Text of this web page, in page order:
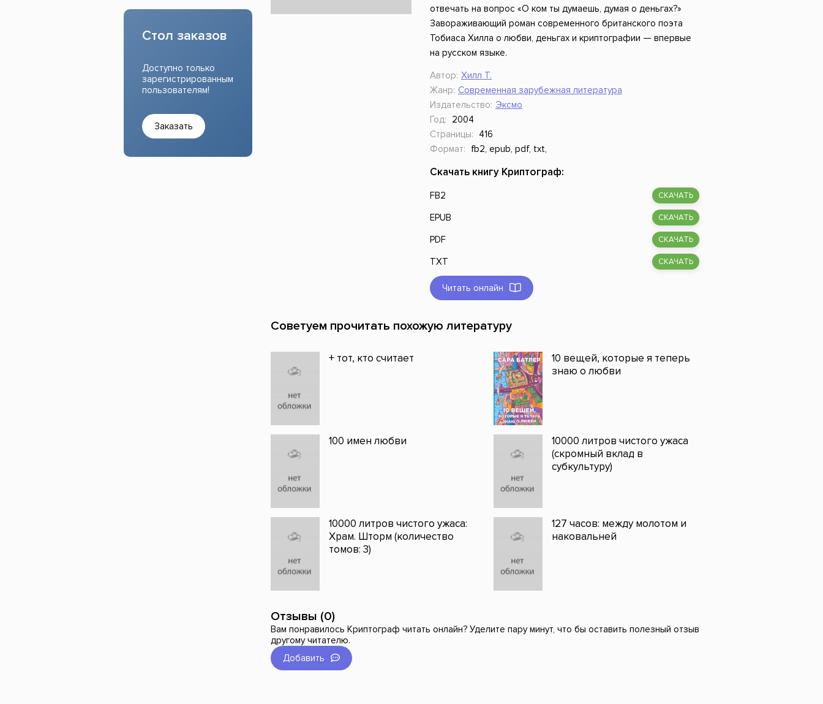
отвечать на вопрос «О ком ты думаешь, думая о деньгах?»
Завораживающий роман современного британского поэта
Тобиаса Хилла о любви, деньгах и криптографии — впервые
на русском языке.
Автор: Хилл Т.
Жанр: Современная зарубежная литература
Издательство: Эксмо
Год:
2004
Страницы:
416
Формат:
fb2, epub, pdf, txt,
Скачать книгу Криптограф:
FB2 СКАЧАТЬ
EPUB СКАЧАТЬ
PDF СКАЧАТЬ
TXT СКАЧАТЬ
Читать онлайн
Советуем прочитать похожую литературу
+ тот, кто считает
10 вещей, которые я теперь
знаю о любви
100 имен любви
10000 литров чистого ужаса
(скромный вклад в
субкультуру)
10000 литров чистого ужаса:
Храм. Шторм (количество
томов: 3)
127 часов: между молотом и
наковальней
Отзывы (0)
Вам понравилось Криптограф читать онлайн? Уделите пару минут, что бы оставить полезный отзыв
другому читателю.
Добавить
Стол заказов
Доступно только
зарегистрированным
пользователям!
Заказать